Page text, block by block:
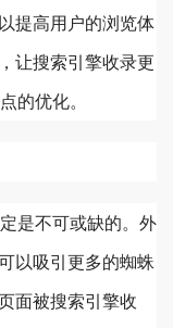
提高用户的浏览体
让搜索引擎收录更
的优化。
是不可或缺的。外
以吸引更多的蜘蛛
面被搜索引擎收